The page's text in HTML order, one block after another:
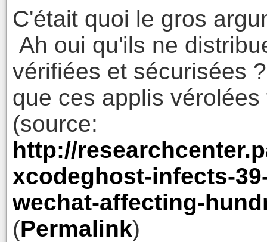
C'était quoi le gros
Ah oui qu'ils ne
vérifiées et sécurisées
que ces applis
(source:
http://
xcodeghost-infects-
wechat-affecting-
(Permalink)